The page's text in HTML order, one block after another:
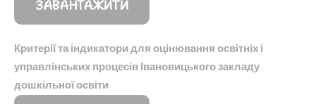
ЗАВАНТАЖИТИ
Критерії та індикатори для оцінювання освітніх і
управлінських процесів Івановицького закладу
дошкільної освіти